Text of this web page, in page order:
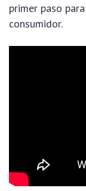
primer paso
consumidor.